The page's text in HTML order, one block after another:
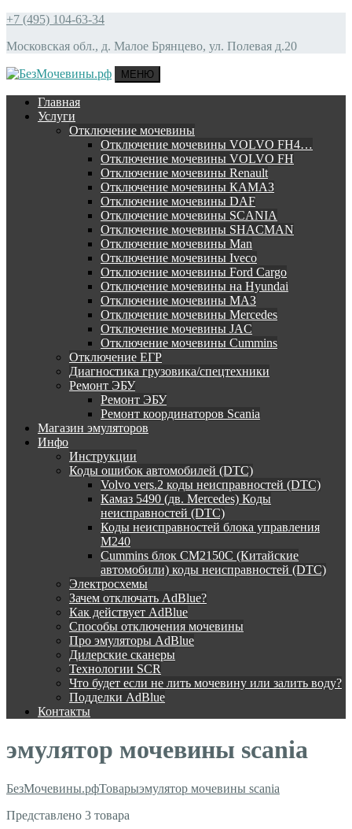
+7 (495) 104-63-34
Московская обл., д. Малое Брянцево, ул. Полевая д.20
МЕНЮ
Главная
Услуги
Отключение мочевины
Отключение мочевины VOLVO FH4…
Отключение мочевины VOLVO FH
Отключение мочевины Renault
Отключение мочевины КАМАЗ
Отключение мочевины DAF
Отключение мочевины SCANIA
Отключение мочевины SHACMAN
Отключение мочевины Man
Отключение мочевины Iveco
Отключение мочевины Ford Cargo
Отключение мочевины на Hyundai
Отключение мочевины МАЗ
Отключение мочевины Mercedes
Отключение мочевины JAC
Отключение мочевины Cummins
Отключение ЕГР
Диагностика грузовика/спецтехники
Ремонт ЭБУ
Ремонт ЭБУ
Ремонт координаторов Scania
Магазин эмуляторов
Инфо
Инструкции
Коды ошибок автомобилей (DTC)
Volvo vers.2 коды неисправностей (DTC)
Камаз 5490 (дв. Mercedes) Коды
неисправностей (DTC)
Коды неисправностей блока управления
М240
Cummins блок CM2150C (Китайские
автомобили) коды неисправностей (DTC)
Электросхемы
Зачем отключать AdBlue?
Как действует AdBlue
Способы отключения мочевины
Про эмуляторы AdBlue
Дилерские сканеры
Технологии SCR
Что будет если не лить мочевину или залить воду?
Подделки AdBlue
Контакты
эмулятор мочевины scania
БезМочевины.рфТоварыэмулятор мочевины scania
Представлено 3 товара